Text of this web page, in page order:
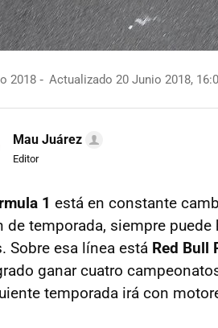
2018 Actualizado 20 Junio 2018,
Mau Juárez
Editor
1 está en constante
de temporada, siempre
Sobre esa línea está Red Bull
ganar cuatro
temporada irá con